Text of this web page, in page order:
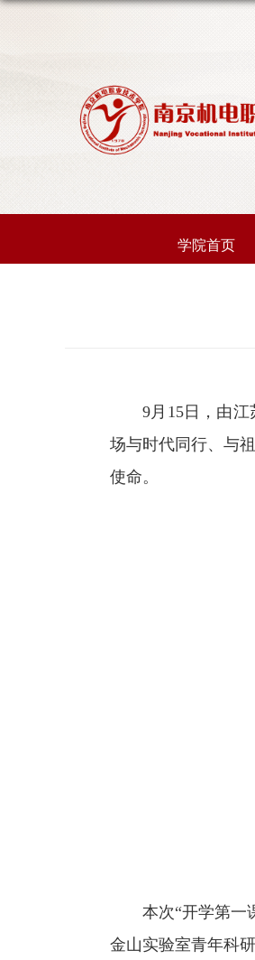
学院首页
9月15日，由
场与时代同行、与
使命。
本次“开学第一
金山实验室青年科